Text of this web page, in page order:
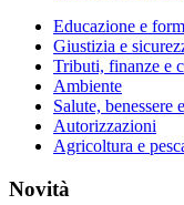
Educazione e
Giustizia e
Tributi, finanze e
Ambiente
Salute, benessere
Autorizzazioni
Agricoltura e
Novità